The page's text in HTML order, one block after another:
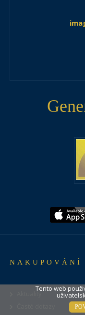
NAKUPOVÁNÍ
Tento web